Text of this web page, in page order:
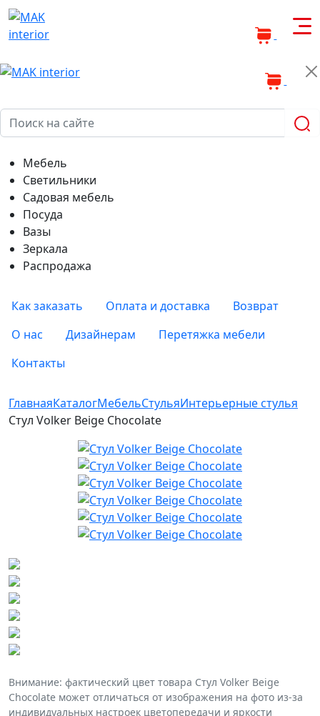
Мебель
Светильники
Садовая мебель
Посуда
Вазы
Зеркала
Распродажа
Как заказать Оплата и доставка
Возврат
О нас
Дизайнерам
Перетяжка мебели
Контакты
ГлавнаяКаталогМебельСтульяИнтерьерные стулья
Стул Volker Beige Chocolate
Внимание: фактический цвет товара Стул Volker Beige
Chocolate может отличаться от изображения на фото из-за
индивидуальных настроек цветопередачи и яркости